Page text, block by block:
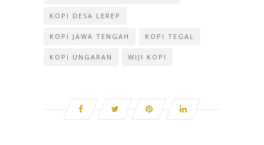
KOPI DESA LEREP
KOPI JAWA TENGAH KOPI TEGAL
KOPI UNGARAN WIJI KOPI